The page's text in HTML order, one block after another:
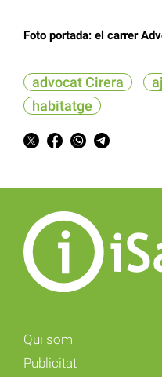
Foto portada: el carrer
advocat Cirera
habitatge
Qui som
Publicitat